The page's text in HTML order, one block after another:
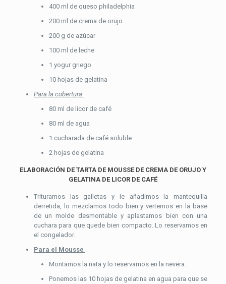
400 ml de queso philadelphia
200 ml de crema de orujo
200 g de azúcar
100 ml de leche
1 yogur griego
10 hojas de gelatina
Para la cobertura
80 ml de licor de café
80 ml de agua
1 cucharada de café soluble
2 hojas de gelatina
ELABORACIÓN DE TARTA DE MOUSSE DE CREMA DE ORUJO Y
GELATINA DE LICOR DE CAFÉ
Trituramos las galletas y le añadimos la mantequilla
derretida, lo mezclamos todo bien y vertemos en la base
de un molde desmontable y aplastamos bien con una
cuchara para que quede bien compacto. Lo reservamos en
el congelador.
Para el Mousse
Montamos la nata y lo reservamos en la nevera.
Ponemos las 10 hojas de gelatina en agua para que se